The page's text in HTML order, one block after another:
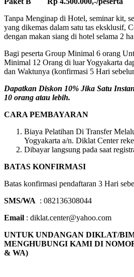
Tanpa Menginap di Hotel, seminar kit,
yang dikemas dalam satu tas eksklusif,
dengan makan siang di hotel selama 2
Bagi peserta Group Minimal 6 orang
Minimal 12 Orang di luar Yogyakarta
dan Waktunya (konfirmasi 5 Hari
Dapatkan Diskon 10% Jika Satu
10 orang atau lebih.
CARA PEMBAYARAN
Biaya Pelatihan Di Transfer
Yogyakarta a/n. Diklat Center
Dibayar langsung pada saat
BATAS KONFIRMASI
Batas konfirmasi pendaftaran 3 Hari
SMS/WA : 082136308044
Email : diklat.center@yahoo.com
UNTUK UNDANGAN DIKLAT/
MENGHUBUNGI KAMI DI NOMOR
& WA)